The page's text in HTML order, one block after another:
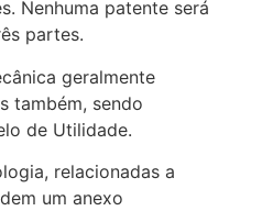
Nenhuma patente será
partes.
geralmente
também, sendo
de Utilidade.
relacionadas a
um anexo